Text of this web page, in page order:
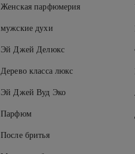
Женская парфюмерия
мужские духи
Эй Джей Делюкс
Дерево класса люкс
Эй Джей Вуд Эко
Парфюм
После бритья